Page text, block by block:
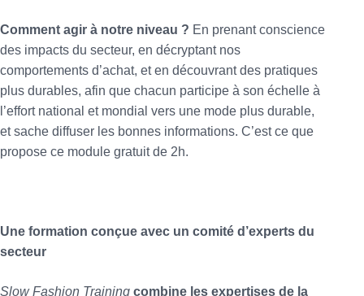
Comment agir à notre niveau ? En prenant conscience
des impacts du secteur, en décryptant nos
comportements d’achat, et en découvrant des pratiques
plus durables, afin que chacun participe à son échelle à
l’effort national et mondial vers une mode plus durable,
et sache diffuser les bonnes informations. C’est ce que
propose ce module gratuit de 2h.
Une formation conçue avec un comité d’experts du
secteur
Slow Fashion Training combine les expertises de la